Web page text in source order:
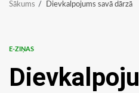
Sākums Dievkalpojums savā dārzā
E-ZIŅAS